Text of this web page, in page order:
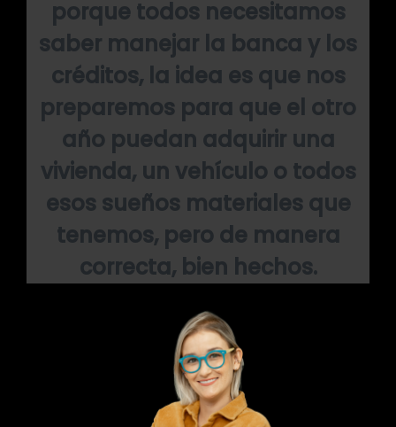
porque todos necesitamos
saber manejar la banca y los
créditos, la idea es que nos
preparemos para que el otro
año puedan adquirir una
vivienda, un vehículo o todos
esos sueños materiales que
tenemos, pero de manera
correcta, bien hechos.